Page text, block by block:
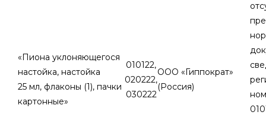
«Пиона уклоняющегося
настойка, настойка
25 мл, флаконы (1), пачки
картонные»
010122,
020222,
030222
ООО «Гиппократ»
(Россия)